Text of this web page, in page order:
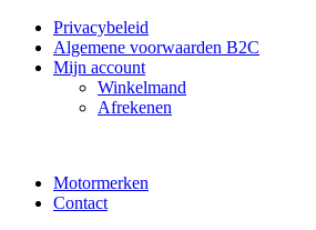
Privacybeleid
Algemene voorwaarden B2C
Mijn account
Winkelmand
Afrekenen
Motormerken
Contact